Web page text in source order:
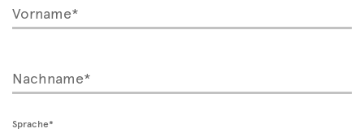
Vorname*
Nachname*
Sprache*